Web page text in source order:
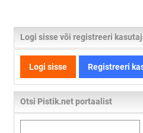
Logi sisse või registreeri
Logi sisse Registreeri
Otsi Pistik.net portaalist